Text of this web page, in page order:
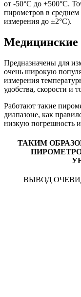
от -50°С до +500°С.
пирометров в
измерения до ±2°С).
Медицинские
Предназначены для
очень широкую
измерения
удобства, скорости и
Работают такие
диапазоне, как
низкую погрешность
ТАКИМ
ВЫВОД